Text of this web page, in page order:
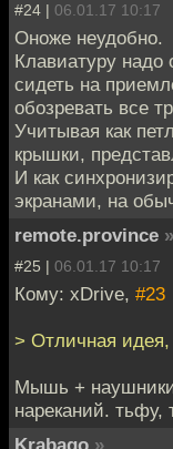
#24 | 06.01.17 10:17
Оноже неудобно.
Клавиатуру надо
сидеть на
обозревать все
Учитывая как
крышки,
И как
экранами, на
remote.province »
#25 | 06.01.17 10:17
Кому: xDrive, #23
> Отличная
Мышь + наушники
нареканий.
Krabago »